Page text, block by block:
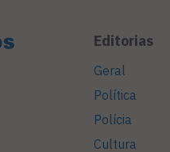
Editorias
Geral
Política
Polícia
Cultura